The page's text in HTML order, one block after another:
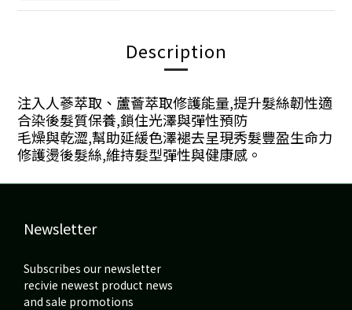
Description
注入人蔘萃取、蘆薈萃取修護能量,提升髮絲韌性適
合染後髮質保養,鎖住光澤與彈性預防
毛燥與乾澀,幫助延緩色澤褪去呈現秀髮豐盈生命力
修護燙後髮絲,維持髮型彈性與健康感。
Newsletter
Subscribes our newsletter
recivie newest product news
and sale promotions